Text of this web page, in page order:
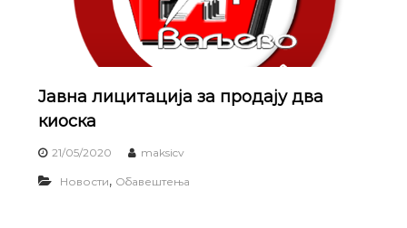
Јавна лицитација за продају два
киоска
21/05/2020 maksicv
Новости, Обавештења